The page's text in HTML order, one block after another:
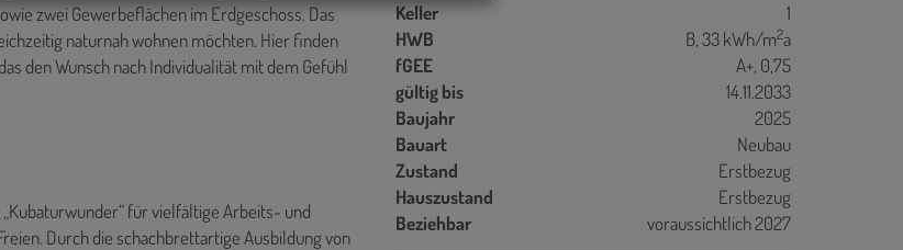
zwei Gewerbeflächen im Erdgeschoss. Das
naturnah wohnen möchten. Hier finden
den Wunsch nach Individualität mit dem Gefühl
für vielfältige Arbeits- und
Durch die schachbrettartige Ausbildung von
Keller
1
HWB
B, 33 kWh/m2a
fGEE
A+, 0,75
gültig bis
14.11.2033
Baujahr
2025
Bauart
Neubau
Zustand
Erstbezug
Hauszustand
Erstbezug
Beziehbar
voraussichtlich 2027